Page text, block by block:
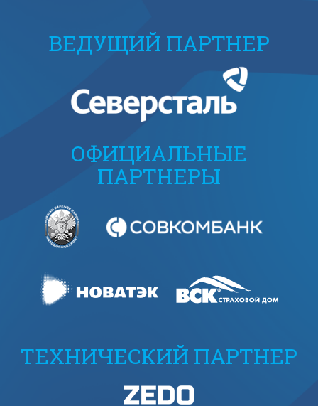
ВЕДУЩИЙ ПАРТНЕР
ОФИЦИАЛЬНЫЕ
ПАРТНЕРЫ
ТЕХНИЧЕСКИЙ ПАРТНЕР